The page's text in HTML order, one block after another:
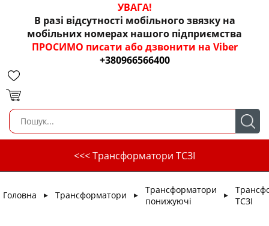
УВАГА!
В разі відсутності мобільного звязку на
мобільних номерах нашого підприємства
ПРОСИМО писати або дзвонити на Viber
+380966566400
<<< Трансформатори ТСЗІ
Головна ► Трансформатори ►
Трансформатори
понижуючі
►
ТСЗІ